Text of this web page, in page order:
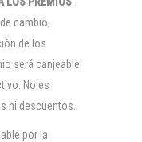
cambio,
de los
será canjeable
No es
ni descuentos.
por la